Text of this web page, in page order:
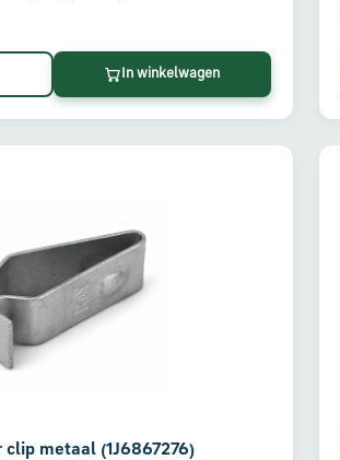
In winkelwagen
metaal (1J6867276)